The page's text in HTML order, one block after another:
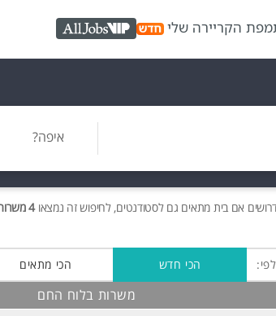
מפת הקריירה שלי AllJobs VIP
איפה?
אם בית מתאים גם לסטודנטים, לחיפוש זה נמצאו4 משרות
הכי חדש הכי מתאים
משרות בלוח החם